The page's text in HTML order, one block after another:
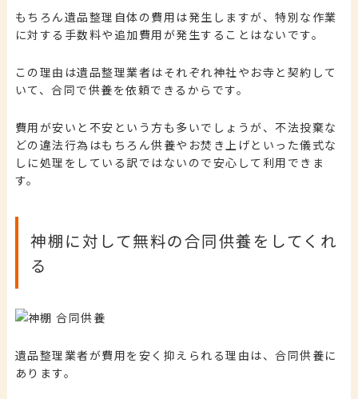
もちろん遺品整理自体の費用は発生しますが、特別な作業
に対する手数料や追加費用が発生することはないです。
この理由は遺品整理業者はそれぞれ神社やお寺と契約して
いて、合同で供養を依頼できるからです。
費用が安いと不安という方も多いでしょうが、不法投棄な
どの違法行為はもちろん供養やお焚き上げといった儀式な
しに処理をしている訳ではないので安心して利用できま
す。
神棚に対して無料の合同供養をしてくれ
る
遺品整理業者が費用を安く抑えられる理由は、合同供養に
あります。